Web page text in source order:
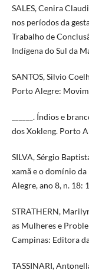
SALES, Cenira
nos períodos da
Trabalho de
Indígena do Sul da
SANTOS, Silvio
Porto Alegre:
______. Índios e
dos Xokleng. Porto
SILVA, Sérgio
xamã e o domínio
Alegre, ano 8, n. 18:
STRATHERN,
as Mulheres e
Campinas: Editora
TASSINARI,